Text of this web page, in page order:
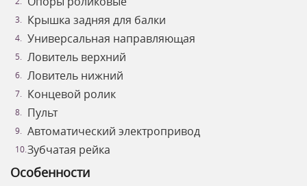
Крышка задняя для балки
Универсальная направляющая
Ловитель верхний
Ловитель нижний
Концевой ролик
Пульт
Автоматический электропривод
Зубчатая рейка
Особенности